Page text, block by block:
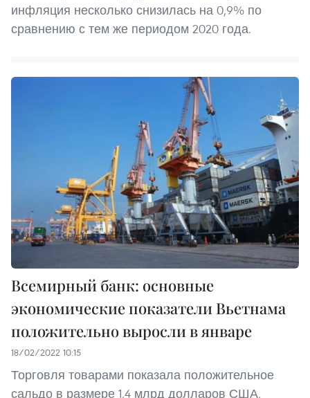
инфляция несколько снизилась на 0,9% по
сравнению с тем же периодом 2020 года.
Всемирный банк: основные
экономические показатели Вьетнама
положительно выросли в январе
18/02/2022 10:15
Торговля товарами показала положительное
сальдо в размере 1,4 млрд долларов США,